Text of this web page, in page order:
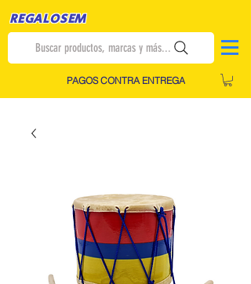
REGALOSEM
Buscar productos, marcas y más...
PAGOS CONTRA ENTREGA